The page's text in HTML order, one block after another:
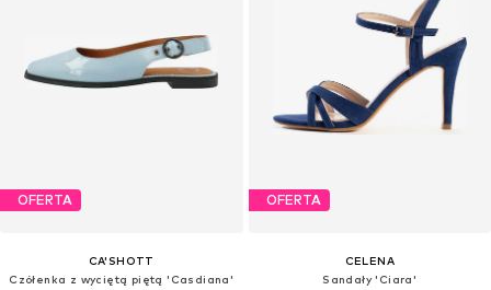
OFERTA
CA'SHOTT
Czółenka z wyciętą piętą 'Casdiana'
OFERTA
CELENA
Sandały 'Ciara'